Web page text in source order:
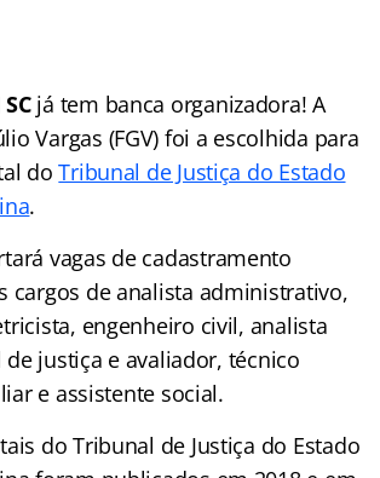
já tem banca organizadora! A
Vargas (FGV) foi a escolhida para
doTribunal de Justiça do Estado
.
vagas de cadastramento
cargos de analista administrativo,
engenheiro civil, analista
justiça e avaliador, técnico
e assistente social.
do Tribunal de Justiça do Estado